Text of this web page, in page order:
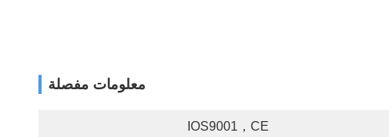
معلومات مفصلة
IOS9001，CE